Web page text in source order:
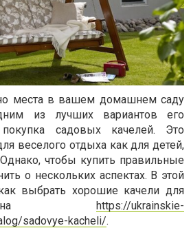
места в вашем домашнем саду
из лучших вариантов его
покупка садовых качелей. Это
веселого отдыха как для детей,
чтобы купить правильные
о нескольких аспектах. В этой
выбрать хорошие качели для
на https://ukrainskie-
sadovye-kacheli/.